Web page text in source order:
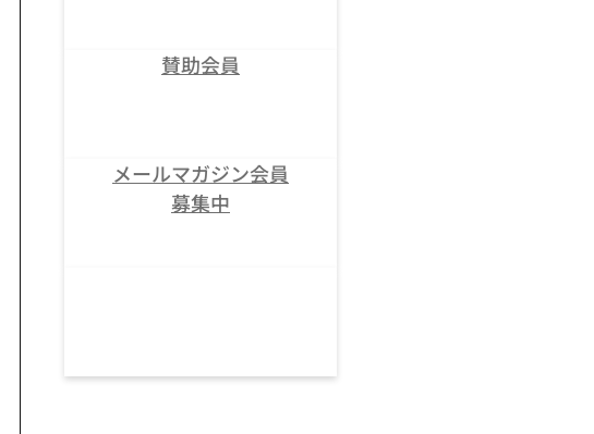
賛助会員
メールマガジン会員
募集中